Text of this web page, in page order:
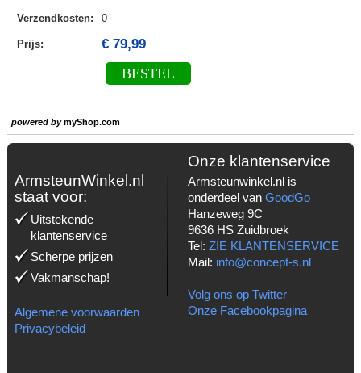
Verzendkosten: 0
Prijs: € 79,99
BESTEL
powered bymyShop.com
ArmsteunWinkel.nl
staat voor:
Uitstekende
klantenservice
Scherpe prijzen
Vakmanschap!
Algemene voorwaarden
Privacybeleid
Onze klantenservice
Armsteunwinkel.nl is
onderdeel van GoodGo
Hanzeweg 9C
9636 HS Zuidbroek
Tel: ZIE KLANTENSERVICE
Mail: info@concept-s.nl
Volg ons op Twitter
Onze Facebookpagina